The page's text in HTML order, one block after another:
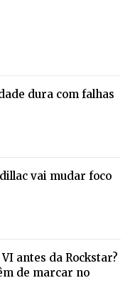
dura com falhas
vai mudar foco
antes da Rockstar?
de marcar no